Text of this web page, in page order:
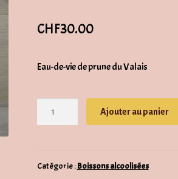
CHF30.00
Eau-de-vie de prune du Valais
vie
Ajouter au panier
Catégorie :Boissons alcoolisées